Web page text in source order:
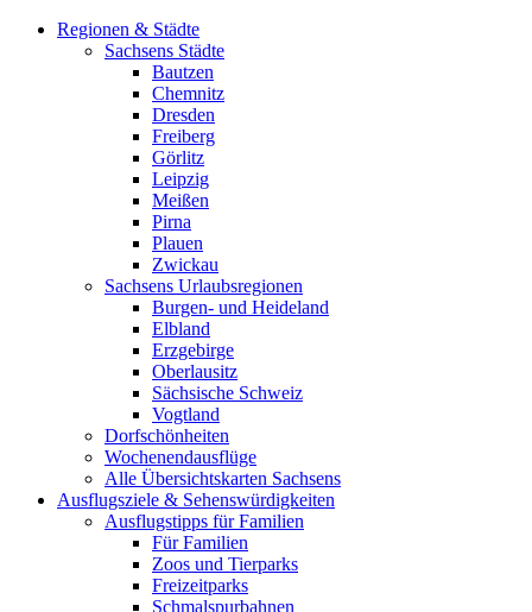
Regionen & Städte
Sachsens Städte
Bautzen
Chemnitz
Dresden
Freiberg
Görlitz
Leipzig
Meißen
Pirna
Plauen
Zwickau
Sachsens Urlaubsregionen
Burgen- und Heideland
Elbland
Erzgebirge
Oberlausitz
Sächsische Schweiz
Vogtland
Dorfschönheiten
Wochenendausflüge
Alle Übersichtskarten Sachsens
Ausflugsziele & Sehenswürdigkeiten
Ausflugstipps für Familien
Für Familien
Zoos und Tierparks
Freizeitparks
Schmalspurbahnen